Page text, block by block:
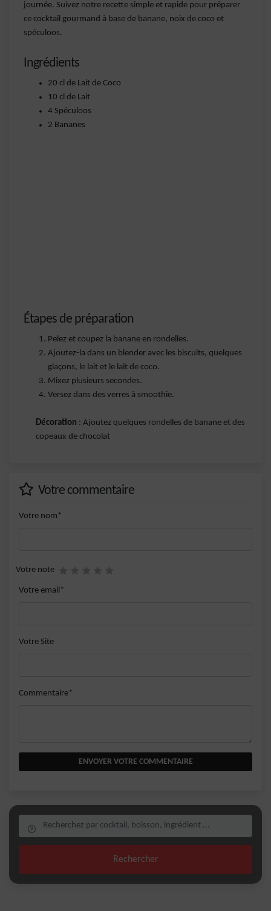
journée. Suivez notre recette simple et rapide pour préparer
ce cocktail gourmand à base de banane, noix de coco et
spéculoos.
Ingrédients
20 cl de Lait de Coco
10 cl de Lait
4 Spéculoos
2 Bananes
Étapes de préparation
Pelez et coupez la banane en rondelles.
Ajoutez-la dans un blender avec les biscuits, quelques
glaçons, le lait et le lait de coco.
Mixez plusieurs secondes.
Versez dans des verres à smoothie.
Décoration : Ajoutez quelques rondelles de banane et des
copeaux de chocolat
Votre commentaire
Votre nom*
Votre note
Votre email*
Votre Site
Commentaire*
ENVOYER VOTRE COMMENTAIRE
Rechercher